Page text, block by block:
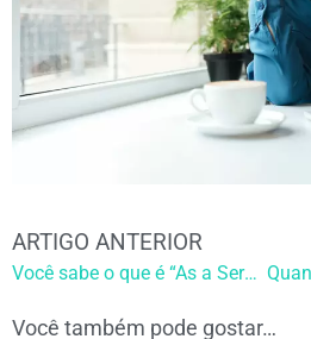
ARTIGO ANTERIOR
Você sabe o que é “As a Service”?
Você também pode gostar…